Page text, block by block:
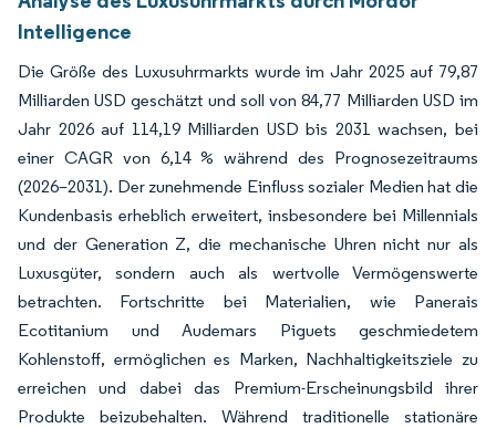
Intelligence
Die Größe des Luxusuhrmarkts wurde im Jahr 2025 auf 79,87
Milliarden USD geschätzt und soll von 84,77 Milliarden USD im
Jahr 2026 auf 114,19 Milliarden USD bis 2031 wachsen, bei
einer CAGR von 6,14 % während des Prognosezeitraums
(2026–2031). Der zunehmende Einfluss sozialer Medien hat die
Kundenbasis erheblich erweitert, insbesondere bei Millennials
und der Generation Z, die mechanische Uhren nicht nur als
Luxusgüter, sondern auch als wertvolle Vermögenswerte
betrachten. Fortschritte bei Materialien, wie Panerais
Ecotitanium und Audemars Piguets geschmiedetem
Kohlenstoff, ermöglichen es Marken, Nachhaltigkeitsziele zu
erreichen und dabei das Premium-Erscheinungsbild ihrer
Produkte beizubehalten. Während traditionelle stationäre